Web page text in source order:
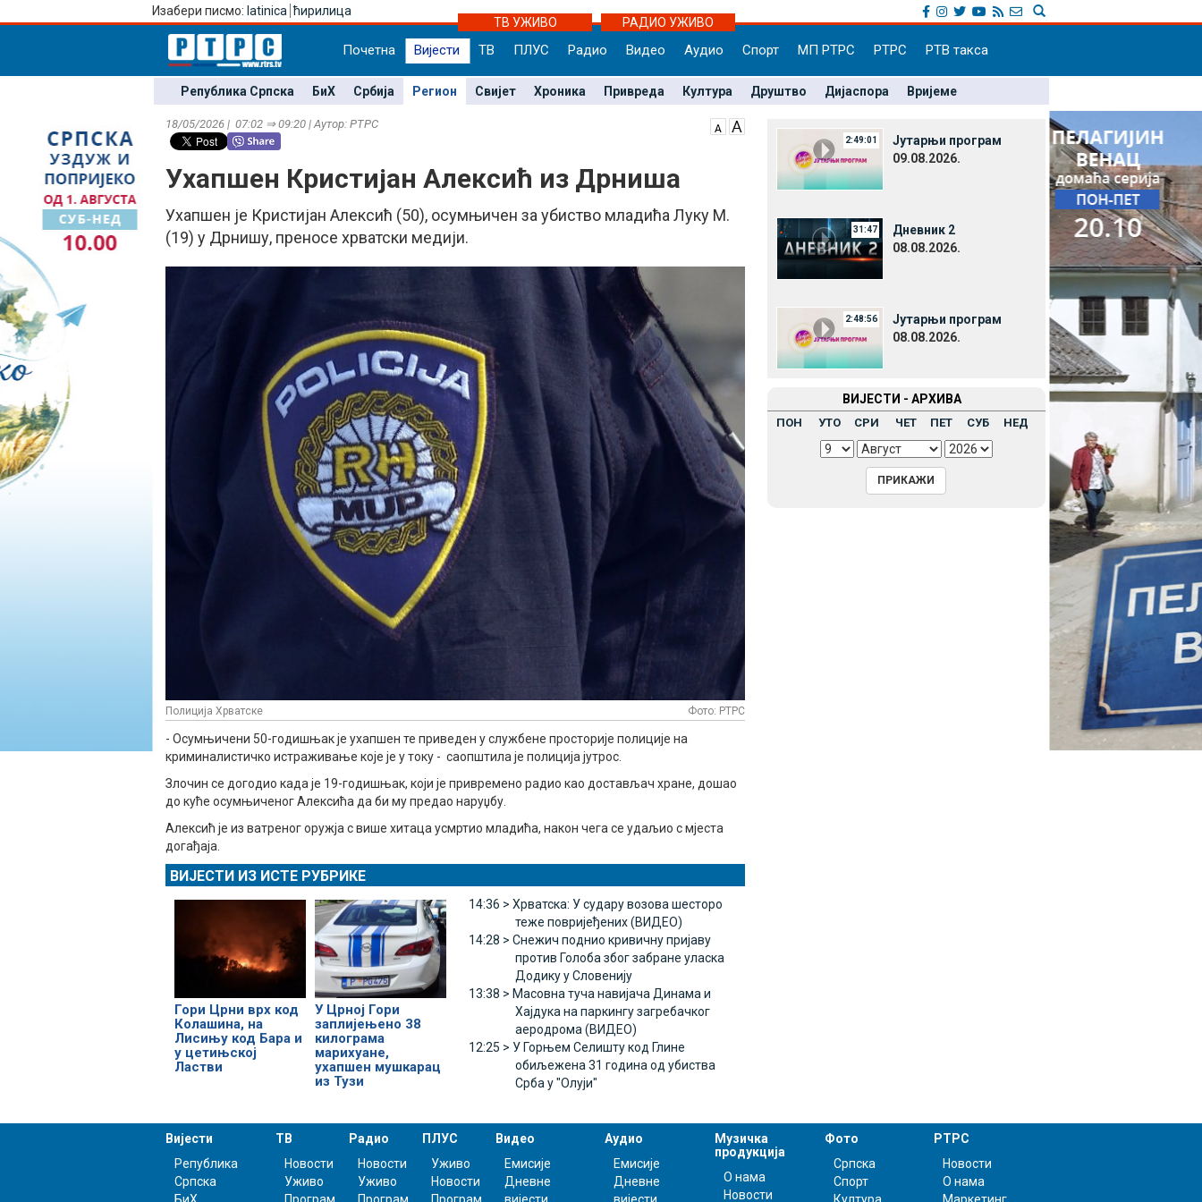
Изабери писмо: latinica ћирилица
ТВ УЖИВО
РАДИО УЖИВО
Почетна Вијести ТВ ПЛУС Радио Видео Аудио Спорт МП РТРС РТРС РТВ такса
Република Српска БиХ Србија Регион Свијет Хроника Привреда Култура Друштво Дијаспора Вријеме
18/05/2026 | 07:02 ⇒ 09:20 | Аутор: РТРС
Ухапшен Кристијан Алексић из Дрниша
Ухапшен је Кристијан Алексић (50), осумњичен за убиство младића Луку М.
(19) у Дрнишу, преносе хрватски медији.
Полиција Хрватске Фото: РТРС
- Осумњичени 50-годишњак је ухапшен те приведен у службене просторије полиције на
криминалистичко истраживање које је у току - саопштила је полиција јутрос.
Злочин се догодио када је 19-годишњак, који је привремено радио као достављач хране, дошао
до куће осумњиченог Алексића да би му предао наруџбу.
Алексић је из ватреног оружја с више хитаца усмртио младића, након чега се удаљио с мјеста
догађаја.
ВИЈЕСТИ ИЗ ИСТЕ РУБРИКЕ
Гори Црни врх код
Колашина, на
Лисињу код Бара и
у цетињској
Ластви
У Црној Гори
заплијењено 38
килограма
марихуане,
ухапшен мушкарац
из Тузи
14:36 > Хрватска: У судару возова шесторо
теже повријеђених (ВИДЕО)
14:28 > Снежич поднио кривичну пријаву
против Голоба због забране уласка
Додику у Словенију
13:38 > Масовна туча навијача Динама и
Хајдука на паркингу загребачког
аеродрома (ВИДЕО)
12:25 > У Горњем Селишту код Глине
обиљежена 31 година од убиства
Срба у "Олуји"
2:49:01
Јутарњи програм
09.08.2026.
31:47
Дневник 2
08.08.2026.
2:48:56
Јутарњи програм
08.08.2026.
ВИЈЕСТИ - АРХИВА
ПОН УТО СРИ ЧЕТ ПЕТ СУБ НЕД
Вијести
Република
Српска
ТВ
Новости
Уживо
Радио
Новости
Уживо
ПЛУС
Уживо
Новости
Видео
Емисије
Дневне
Аудио
Емисије
Дневне
Музичка
продукција
О нама
Новости
Фото
Српска
Спорт
РТРС
Новости
О нама